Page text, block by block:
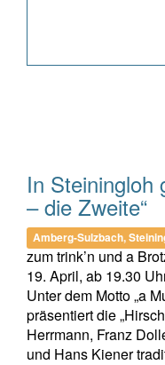
In Steiningloh
– die Zweite“
Amberg-Sulzbach,
zum trink’n und a
19. April, ab 19.30
Unter dem Motto „a
präsentiert die
Herrmann, Franz
und Hans Kiener